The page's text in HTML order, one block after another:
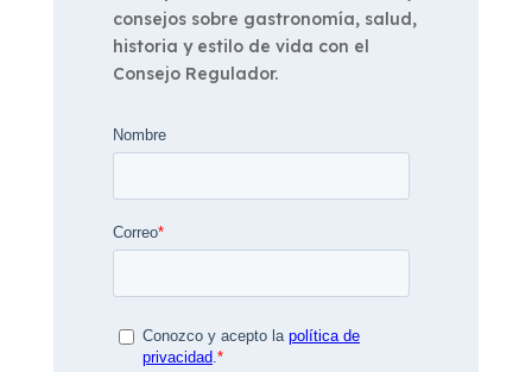
consejos sobre gastronomía, salud,
historia y estilo de vida con el
Consejo Regulador.